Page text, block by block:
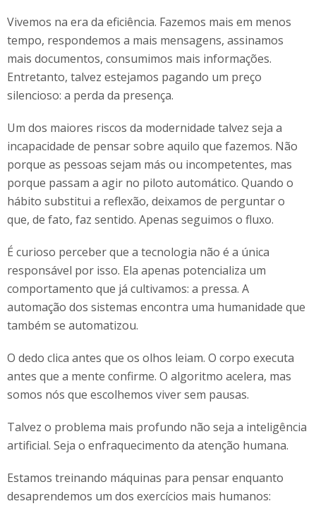
Vivemos na era da eficiência. Fazemos mais em menos
tempo, respondemos a mais mensagens, assinamos
mais documentos, consumimos mais informações.
Entretanto, talvez estejamos pagando um preço
silencioso: a perda da presença.
Um dos maiores riscos da modernidade talvez seja a
incapacidade de pensar sobre aquilo que fazemos. Não
porque as pessoas sejam más ou incompetentes, mas
porque passam a agir no piloto automático. Quando o
hábito substitui a reflexão, deixamos de perguntar o
que, de fato, faz sentido. Apenas seguimos o fluxo.
É curioso perceber que a tecnologia não é a única
responsável por isso. Ela apenas potencializa um
comportamento que já cultivamos: a pressa. A
automação dos sistemas encontra uma humanidade que
também se automatizou.
O dedo clica antes que os olhos leiam. O corpo executa
antes que a mente confirme. O algoritmo acelera, mas
somos nós que escolhemos viver sem pausas.
Talvez o problema mais profundo não seja a inteligência
artificial. Seja o enfraquecimento da atenção humana.
Estamos treinando máquinas para pensar enquanto
desaprendemos um dos exercícios mais humanos: